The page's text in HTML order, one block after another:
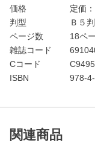
価格
定価：
判型
Ｂ５判
ページ数
18ペ
雑誌コード
Cコード
ISBN
978-
関連商品